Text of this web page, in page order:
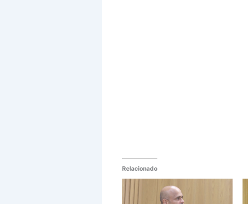
Relacionado